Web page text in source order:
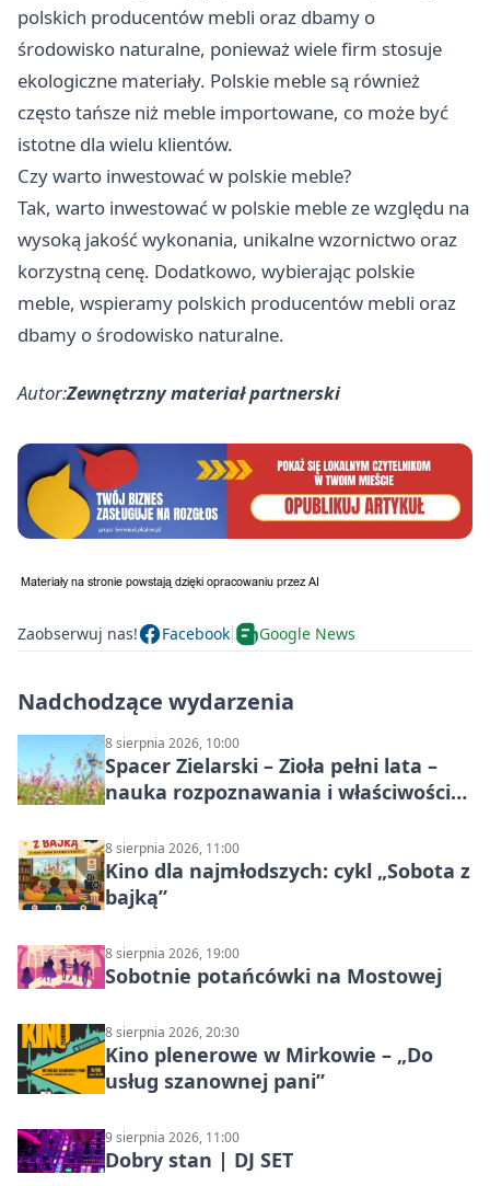
polskich producentów mebli oraz dbamy o
środowisko naturalne, ponieważ wiele firm stosuje
ekologiczne materiały. Polskie meble są również
często tańsze niż meble importowane, co może być
istotne dla wielu klientów.
Czy warto inwestować w polskie meble?
Tak, warto inwestować w polskie meble ze względu na
wysoką jakość wykonania, unikalne wzornictwo oraz
korzystną cenę. Dodatkowo, wybierając polskie
meble, wspieramy polskich producentów mebli oraz
dbamy o środowisko naturalne.
Autor:Zewnętrzny materiał partnerski
Zaobserwuj nas! Facebook Google News
Nadchodzące wydarzenia
8 sierpnia 2026, 10:00
Spacer Zielarski – Zioła pełni lata –
nauka rozpoznawania i właściwości
8 sierpnia 2026, 11:00
Kino dla najmłodszych: cykl „Sobota z
bajką”
8 sierpnia 2026, 19:00
Sobotnie potańcówki na Mostowej
8 sierpnia 2026, 20:30
Kino plenerowe w Mirkowie – „Do
usług szanownej pani”
9 sierpnia 2026, 11:00
Dobry stan | DJ SET